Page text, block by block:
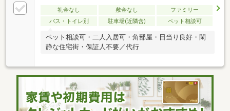
礼金なし 敷金なし
ファミリー
バス・トイレ別
駐車場(近隣含) ペット相談可
ペット相談可・二人入居可・角部屋・日当り良好・閑
静な住宅街・保証人不要／代行